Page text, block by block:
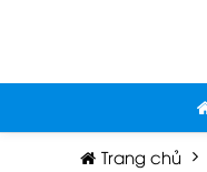
Trang chủ